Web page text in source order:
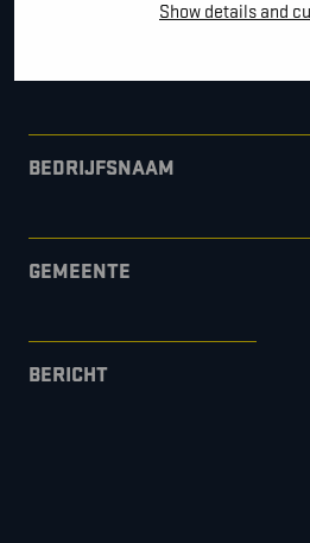
Show details and
BEDRIJFSNAAM
GEMEENTE
BERICHT